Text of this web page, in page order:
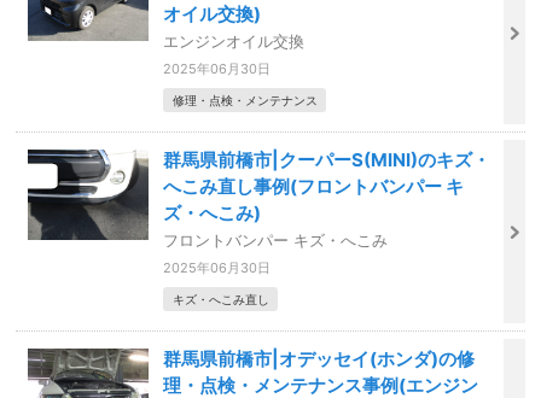
オイル交換)
エンジンオイル交換
2025年06月30日
修理・点検・メンテナンス
群馬県前橋市|クーパーS(MINI)のキズ・
へこみ直し事例(フロントバンパー キ
ズ・へこみ)
フロントバンパー キズ・へこみ
2025年06月30日
キズ・へこみ直し
群馬県前橋市|オデッセイ(ホンダ)の修
理・点検・メンテナンス事例(エンジン